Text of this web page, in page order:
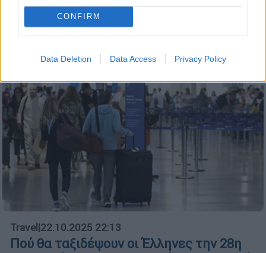
CONFIRM
Data Deletion Data Access Privacy Policy
δικογραφίας
Travel |22.10.2025 22:13
Πού θα ταξιδέψουν οι Έλληνες την 28η